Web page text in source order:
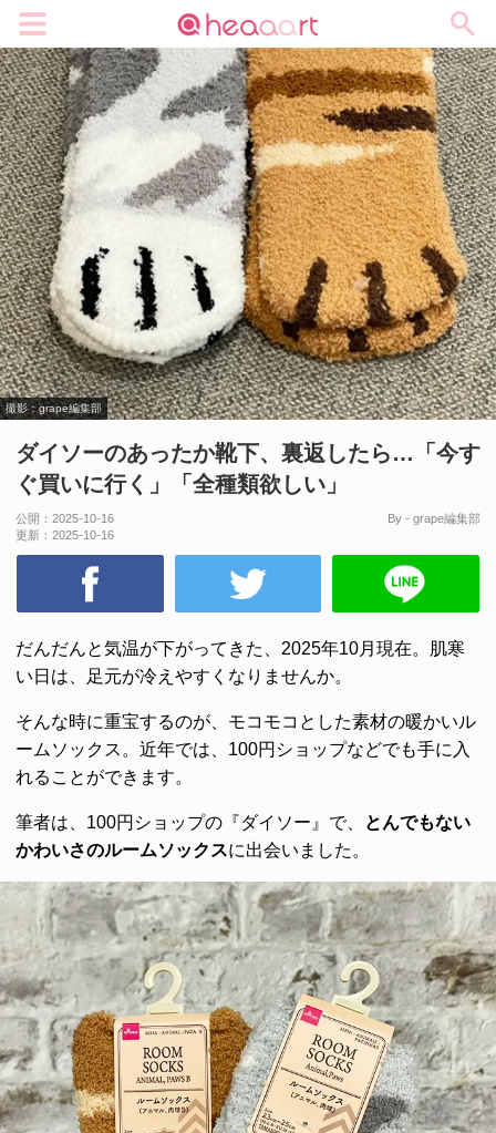
撮影：grape編集部
ダイソーのあったか靴下、裏返したら…「今す
ぐ買いに行く」「全種類欲しい」
公開： 2025-10-16
更新： 2025-10-16
By - grape編集部
だんだんと気温が下がってきた、2025年10月現在。肌寒
い日は、足元が冷えやすくなりませんか。
そんな時に重宝するのが、モコモコとした素材の暖かいル
ームソックス。近年では、100円ショップなどでも手に入
れることができます。
筆者は、100円ショップの『ダイソー』で、
とんでもない
かわいさのルームソックスに出会いました。